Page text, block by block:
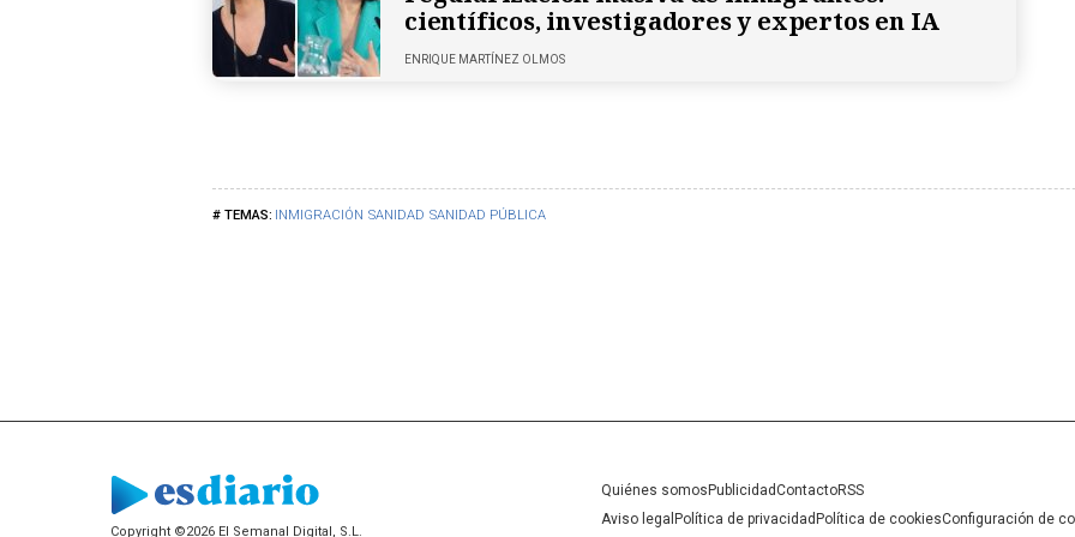
INMIGRACIÓN SANIDAD SANIDAD PÚBLICA
científicos, investigadores y expertos en IA
ENRIQUE MARTÍNEZ OLMOS
Copyright ©2026 El Semanal Digital, S.L.
Quiénes somos PublicidadContactoRSS
Aviso legal Política de privacidad Política de cookiesConfiguración de